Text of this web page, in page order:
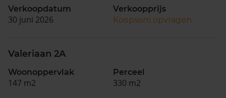
Verkoopdatum
30 juni 2026
Verkoopprijs
Koopsom opvragen
Valeriaan 2A
Woonoppervlak
147 m2
Perceel
330 m2